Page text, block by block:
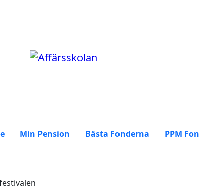
Min Pension Bästa Fonderna PPM